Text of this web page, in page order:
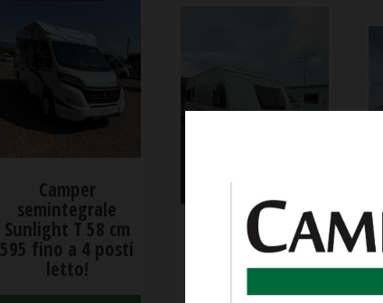
Camper
semintegrale
Sunlight T 58 cm
595 fino a 4 posti
letto!
Caravan Knaus
Tabbert Exclusive
VENDUTO